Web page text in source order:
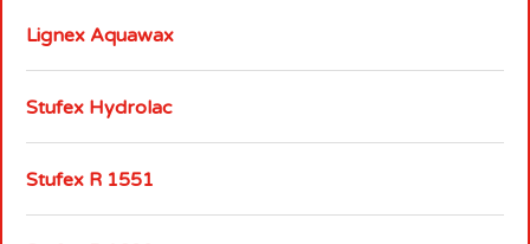
Lignex Aquawax
Stufex Hydrolac
Stufex R 1551